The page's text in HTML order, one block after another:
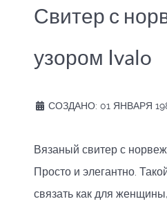
Свитер с
узором Ivalo
СОЗДАНО: 01 ЯНВАРЯ
Вязаный свитер с
Просто и элегантно.
связать как для